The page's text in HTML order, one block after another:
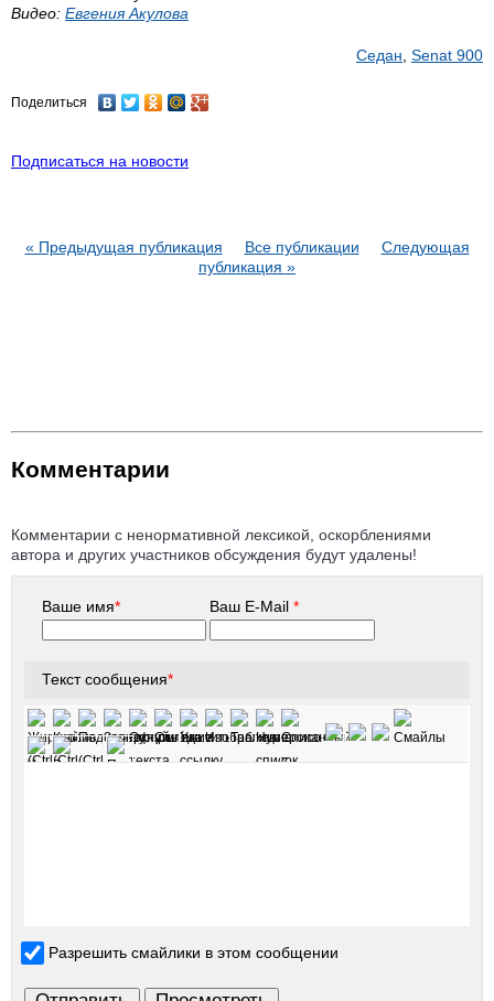
Видео: Евгения Акулова
Седан Senat 900
Поделиться
Подписаться на новости
« Предыдущая публикация Все публикации
Следующая
публикация »
Комментарии
Комментарии с ненормативной лексикой, оскорблениями
автора и других участников обсуждения будут удалены!
Ваше имя* Ваш E-Mail*
Текст сообщения*
Разрешить смайлики в этом сообщении